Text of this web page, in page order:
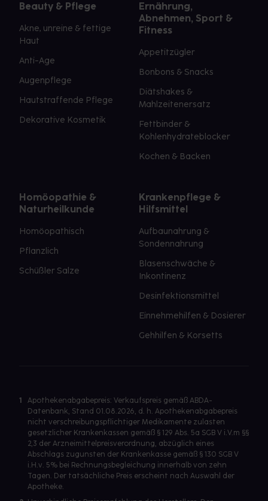
Beauty & Pflege
Akne, unreine & fettige
Haut
Anti-Age
Augenpflege
Hautstraffende Pflege
Dekorative Kosmetik
Ernährung,
Abnehmen, Sport &
Fitness
Appetitzügler
Bonbons & Snacks
Diätshakes &
Mahlzeitenersatz
Fettbinder &
Kohlenhydrateblocker
Kochen & Backen
Homöopathie &
Naturheilkunde
Homöopathisch
Pflanzlich
Schüßler Salze
Krankenpflege &
Hilfsmittel
Aufbaunahrung &
Sondennahrung
Blasenschwäche &
Inkontinenz
Desinfektionsmittel
Einnehmehilfen & Dosierer
Gehhilfen & Korsetts
1
Apothekenabgabepreis: Verkaufspreis gemäß ABDA-
Datenbank, Stand 01.08.2026, d. h. Apothekenabgabepreis
nicht verschreibungspflichtiger Medikamente zulasten
gesetzlicher Krankenkassen gemäß § 129 Abs. 5a SGB V i.V.m §§
2,3 der Arzneimittelpreisverordnung, abzüglich eines
Abschlags zugunsten der Krankenkasse gemäß § 130 SGB V
i.H.v. 5% bei Rechnungsbegleichung innerhalb von zehn
Tagen. Der tatsächliche Preis erscheint nach Auswahl der
Apotheke.